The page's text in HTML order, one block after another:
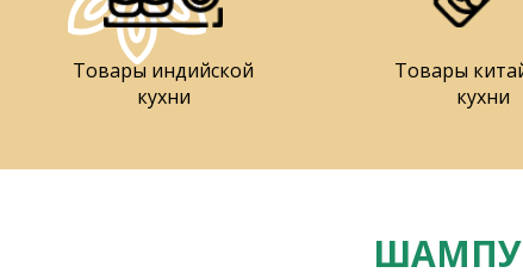
Товары индийской
кухни
Товары
кухни